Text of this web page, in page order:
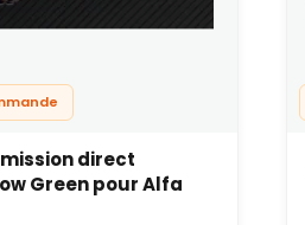
direct
Green pour Alfa